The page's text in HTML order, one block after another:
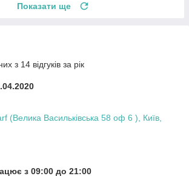
Показати ще
з 14 відгуків за рік
(Велика Васильківська 58 оф 6 ), Київ,
з 09:00 до 21:00